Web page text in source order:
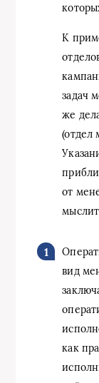
К
задач
же
(отдел
от
вид
как